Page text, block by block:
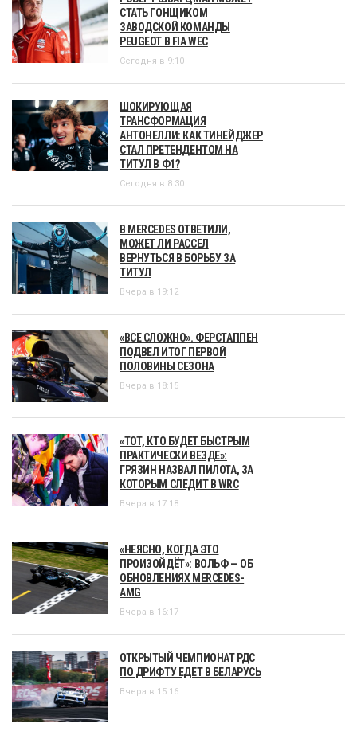
СТАТЬ ГОНЩИКОМ
ЗАВОДСКОЙ КОМАНДЫ
PEUGEOT В FIA WEC
Сегодня в 9:10
ШОКИРУЮЩАЯ
ТРАНСФОРМАЦИЯ
АНТОНЕЛЛИ: КАК ТИНЕЙДЖЕР
СТАЛ ПРЕТЕНДЕНТОМ НА
ТИТУЛ В Ф1?
Сегодня в 8:30
В MERCEDES ОТВЕТИЛИ,
МОЖЕТ ЛИ РАССЕЛ
ВЕРНУТЬСЯ В БОРЬБУ ЗА
ТИТУЛ
Вчера в 19:12
«ВСЕ СЛОЖНО». ФЕРСТАППЕН
ПОДВЕЛ ИТОГ ПЕРВОЙ
ПОЛОВИНЫ СЕЗОНА
Вчера в 18:15
«ТОТ, КТО БУДЕТ БЫСТРЫМ
ПРАКТИЧЕСКИ ВЕЗДЕ»:
ГРЯЗИН НАЗВАЛ ПИЛОТА, ЗА
КОТОРЫМ СЛЕДИТ В WRC
Вчера в 17:18
«НЕЯСНО, КОГДА ЭТО
ПРОИЗОЙДЁТ»: ВОЛЬФ — ОБ
ОБНОВЛЕНИЯХ MERCEDES-
AMG
Вчера в 16:17
ОТКРЫТЫЙ ЧЕМПИОНАТ РДС
ПО ДРИФТУ ЕДЕТ В БЕЛАРУСЬ
Вчера в 15:16